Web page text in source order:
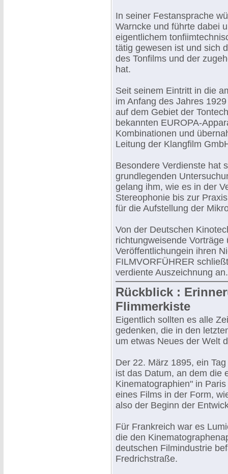
In seiner Festansprache
Warncke und führte dabei
eigentlichem
tätig gewesen ist und sich
des Tonfilms und der
hat.
Seit seinem Eintritt in die
im Anfang des Jahres
auf dem Gebiet der
bekannten EUROPA-
Kombinationen und
Leitung der Klangfilm
Besondere Verdienste hat
grundlegenden
gelang ihm, wie es in der
Stereophonie bis zur
für die Aufstellung der
Von der Deutschen
richtungweisende
Veröffentlichungein ihren
FILMVORFÜHRER
verdiente Auszeichnung
Rückblick :
Flimmerkiste
Eigentlich sollten es alle
gedenken, die in den
um etwas Neues der Welt
Der 22. März 1895, ein
ist das Datum, an dem die
Kinematographien" in
eines Films in der Form,
also der Beginn der
Für Frankreich war es
die den
deutschen Filmindustrie
Fredrichstraße.